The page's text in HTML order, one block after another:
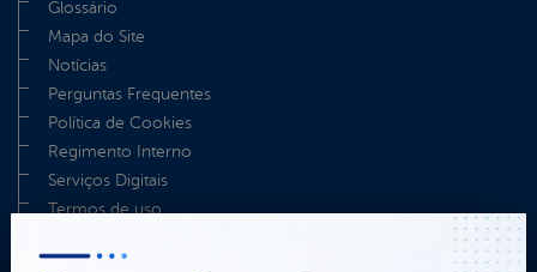
Glossário
Mapa do Site
Notícias
Perguntas Frequentes
Política de Cookies
Regimento Interno
Serviços Digitais
Termos de uso